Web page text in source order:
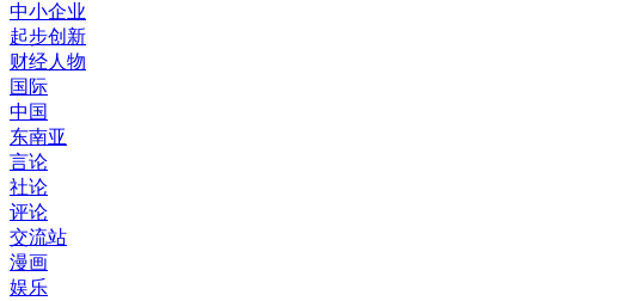
中小企业
起步创新
财经人物
国际
中国
东南亚
言论
社论
评论
交流站
漫画
娱乐